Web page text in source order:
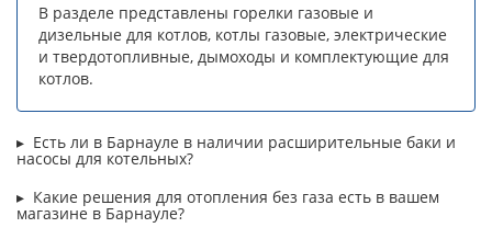
В разделе представлены горелки газовые и
дизельные для котлов, котлы газовые, электрические
и твердотопливные, дымоходы и комплектующие для
котлов.
Есть ли в Барнауле в наличии расширительные баки и
насосы для котельных?
Какие решения для отопления без газа есть в вашем
магазине в Барнауле?